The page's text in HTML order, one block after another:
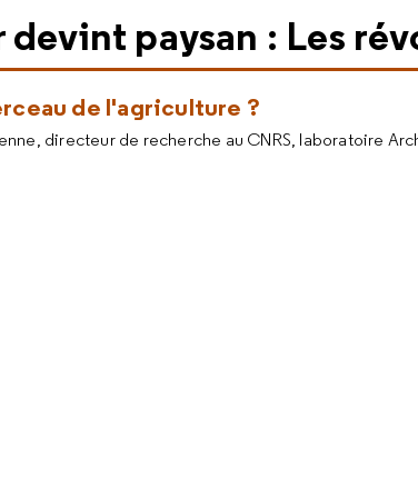
devint paysan : Les
de l'agriculture ?
directeur de recherche au CNRS, laboratoire